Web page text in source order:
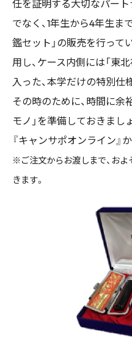
任を証明する大切なパー
でなく、1年生から4年生ま
鑑セット」の販売を行って
用し、ケース内側には「東
入った、本学だけの特別仕
その時のために、時間に余
モノ」を準備しておきまし
『キャンサポオンライン』
※ご注文からお渡しまで、お
きます。